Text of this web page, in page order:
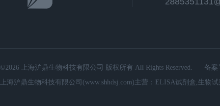
©2026 上海沪鼎生物科技有限公司 版权所有 All Rights Reserved.
备案
上海沪鼎生物科技有限公司(www.shhdsj.com)主营：ELISA试剂盒,生物